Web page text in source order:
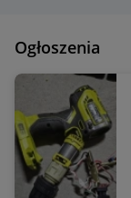
Ogłoszenia